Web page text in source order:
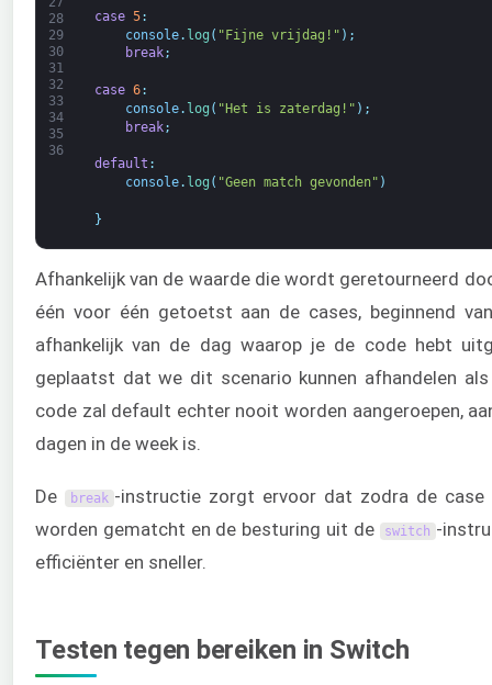
28
29
30
31
32
33
34
35
36
case 5:
console. log ( "Fijne vrijdag!" ) ;
break;
case 6:
console. log ( "Het is zaterdag!" ) ;
break;
default :
console. log ( "Geen match gevonden" )
}
Afhankelijk van de waarde die wordt geretourneerd
één voor één getoetst aan de cases, beginnend
afhankelijk van de dag waarop je de code hebt
geplaatst dat we dit scenario kunnen afhandelen
code zal default echter nooit worden aangeroepen,
dagen in de week is.
De break -instructie zorgt ervoor dat zodra de case
worden gematcht en de besturing uit de
switch -
efficiënter en sneller.
Testen tegen bereiken in Switch